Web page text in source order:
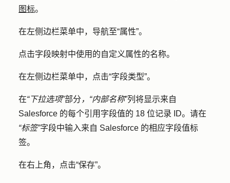
图标。
在左侧边栏菜单中，导航至“属性”。
点击字段映射中使用的自定义属性的名称。
在左侧边栏菜单中，点击“字段类型”。
在“下拉选项”部分 ，“内部名称”列将显示来自
Salesforce 的每个引用字段值的 18 位记录 ID。请在
“标签”字段中输入来自 Salesforce 的相应字段值标
签。
在右上角，点击“保存”。